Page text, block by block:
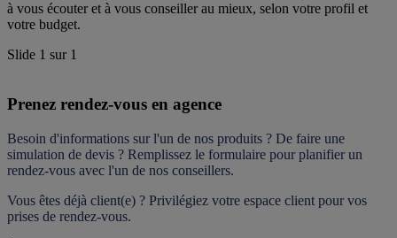
à vous écouter et à vous conseiller au mieux, selon votre profil et
votre budget.
Slide 1 sur 1
Prenez rendez-vous en agence
Besoin d'informations sur l'un de nos produits ? De faire une
simulation de devis ? Remplissez le formulaire pour planifier un
rendez-vous avec l'un de nos conseillers.
Vous êtes déjà client(e) ? Privilégiez votre espace client pour vos
prises de rendez-vous.